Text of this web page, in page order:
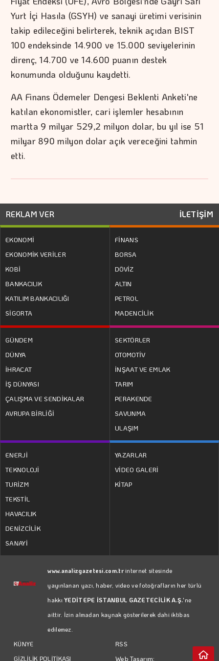
Yurt İçi Hasıla (GSYH) ve sanayi üretimi verisinin
takip edileceğini belirterek, teknik açıdan BIST
100 endeksinde 14.900 ve 15.000 seviyelerinin
direnç, 14.700 ve 14.600 puanın destek
konumunda olduğunu kaydetti.
AA Finans Ödemeler Dengesi Beklenti Anketi'ne
katılan ekonomistler, cari işlemler hesabının
martta 9 milyar 529,2 milyon dolar, bu yıl ise 51
milyar 890 milyon dolar açık vereceğini tahmin
etti.
REKLAM VER İLETİŞİM
EKONOMİ
EKONOMİK VERİLER
KOBİ
BANKACILIK
KATILIM BANKACILIĞI
SİGORTA
FİNANS
BORSA
DÖVİZ
ALTIN
PETROL
MADENCİLİK
GÜNDEM
DÜNYA
İHRACAT
İŞ DÜNYASI
ÇALIŞMA VE SENDİKALAR
AVRUPA BİRLİĞİ
SEKTÖRLER
OTOMOTİV
İNŞAAT VE EMLAK
TARIM
PERAKENDE
SAVUNMA
ULAŞIM
ENERJİ
TEKNOLOJİ
TURİZM
TEKSTİL
HAVACILIK
DENİZCİLİK
SANAYİ
YAZARLAR
VİDEO GALERİ
KİTAP
www.analizgazetesi.com.trinternet sitesinde
yayınlanan yazı, haber, video ve fotoğrafların her türlü
hakkıYEDİTEPE İSTANBUL GAZETECİLİK A.Ş.'ne
aittir. İzin almadan kaynak gösterilerek dahi iktibas
edilemez.
KÜNYE
GİZLİLİK POLİTİKASI
RSS
Web Tasarım: